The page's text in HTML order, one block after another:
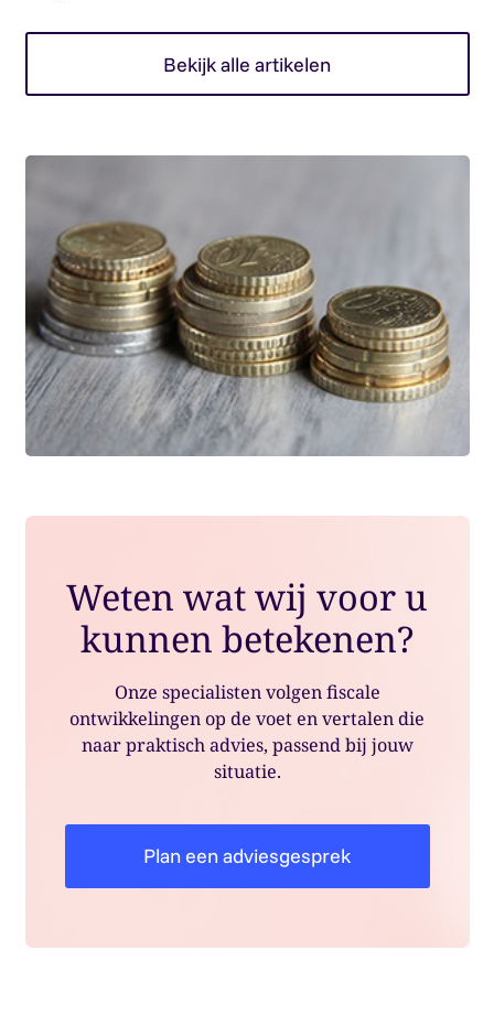
Bekijk alle artikelen
Weten wat wij voor u
kunnen betekenen?
Onze specialisten volgen fiscale
ontwikkelingen op de voet en vertalen die
naar praktisch advies, passend bij jouw
situatie.
Plan een adviesgesprek